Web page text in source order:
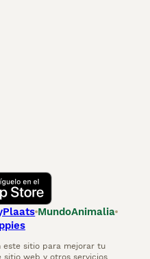
MundoAnimalia
este sitio para mejorar tu